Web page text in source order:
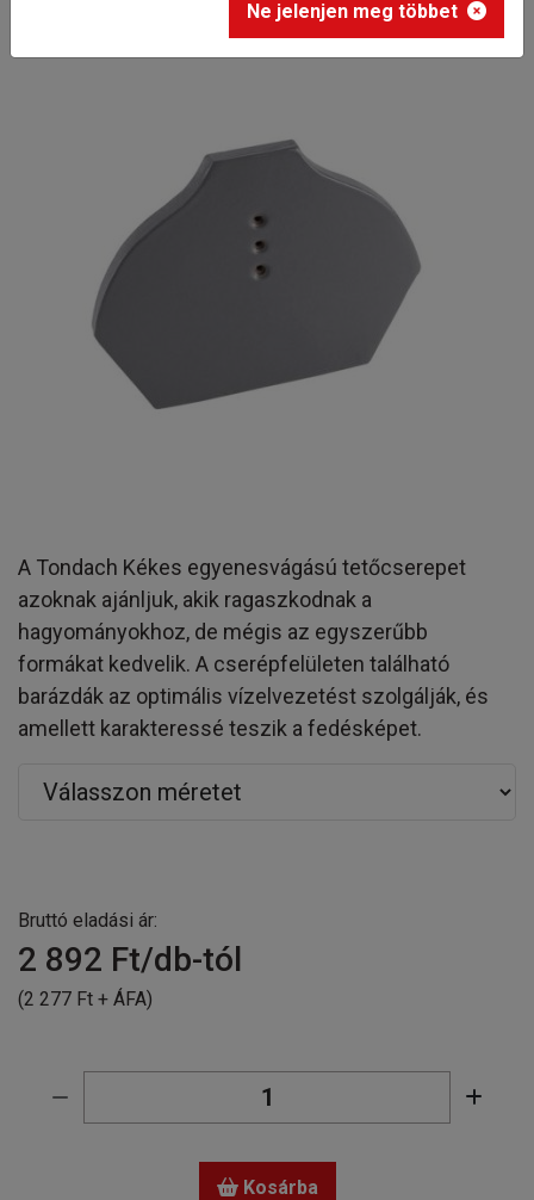
A Tondach Kékes egyenesvágású tetőcserepet
azoknak ajánljuk, akik ragaszkodnak a
hagyományokhoz, de mégis az egyszerűbb
formákat kedvelik. A cserépfelületen található
barázdák az optimális vízelvezetést szolgálják, és
amellett karakteressé teszik a fedésképet.
Bruttó eladási ár:
2 892 Ft/db-tól
(2 277 Ft + ÁFA)
Kosárba
Ne jelenjen meg többet